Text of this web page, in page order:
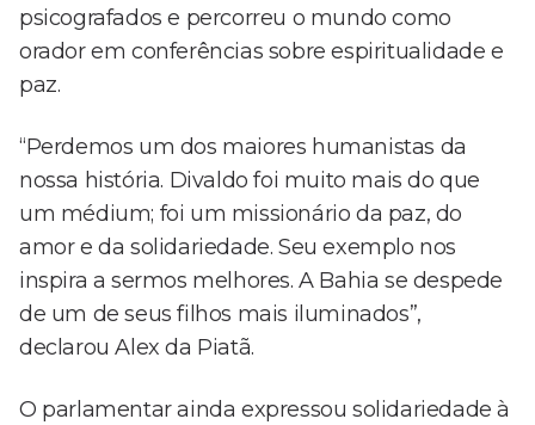
psicografados e percorreu o mundo como
orador em conferências sobre espiritualidade e
paz.
“Perdemos um dos maiores humanistas da
nossa história. Divaldo foi muito mais do que
um médium; foi um missionário da paz, do
amor e da solidariedade. Seu exemplo nos
inspira a sermos melhores. A Bahia se despede
de um de seus filhos mais iluminados”,
declarou Alex da Piatã.
O parlamentar ainda expressou solidariedade à